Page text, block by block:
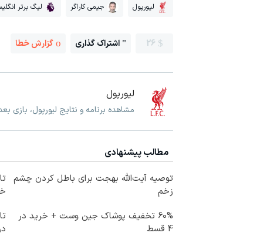
لیورپول جیمی کاراگر لیگ برتر
26 اشتراک گذاری گزارش خطا
لیورپول
مشاهده برنامه و نتایج لیورپول، بازی
مطالب پیشنهادی
توصیه آیت‌الله بهجت برای باطل کردن چشم
زخم
60% تخفیف پوشاک جین وست + خرید در
4 قسط